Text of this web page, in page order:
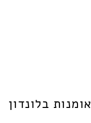
אומנות בלונדון